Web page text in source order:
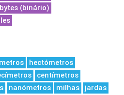
(binário)
hectómetros
centímetros
nanómetros milhas
jardas